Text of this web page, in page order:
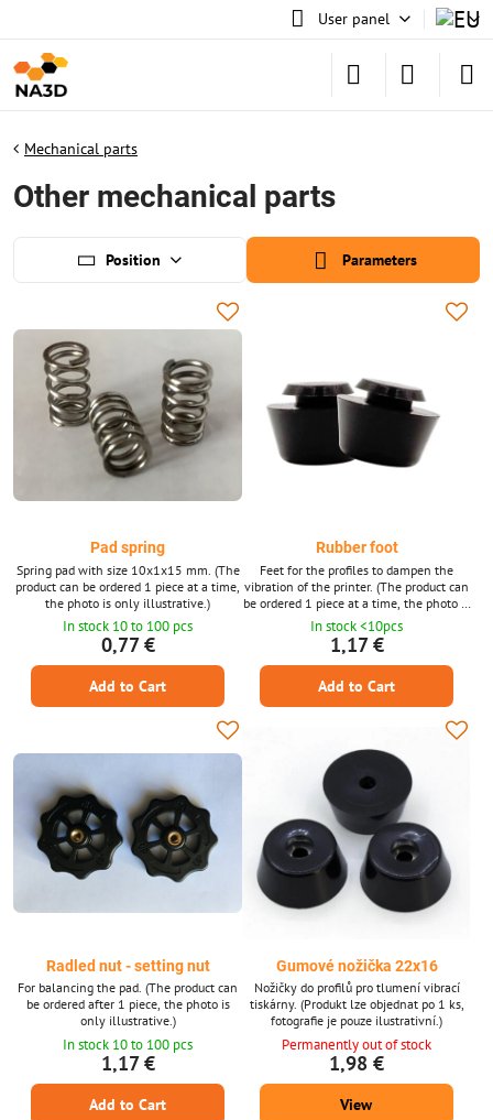
User panel
Mechanical parts
Other mechanical parts
Position Parameters
Pad spring
Spring pad with size 10x1x15 mm. (The
product can be ordered 1 piece at a time,
the photo is only illustrative.)
In stock 10 to 100 pcs
0,77 €
Add to Cart
Rubber foot
Feet for the profiles to dampen the
vibration of the printer. (The product can
be ordered 1 piece at a time, the photo is
only illustrative.)
In stock <10pcs
1,17 €
Add to Cart
Radled nut - setting nut
For balancing the pad. (The product can
be ordered after 1 piece, the photo is
only illustrative.)
In stock 10 to 100 pcs
1,17 €
Add to Cart
Gumové nožička 22x16
Nožičky do profilů pro tlumení vibrací
tiskárny. (Produkt lze objednat po 1 ks,
fotografie je pouze ilustrativní.)
Permanently out of stock
1,98 €
View